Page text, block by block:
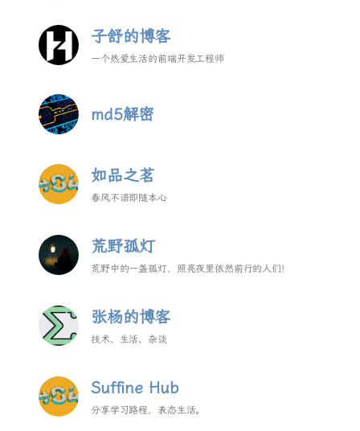
子舒的博客
一个热爱生活的前端开发工程师
md5解密
如品之茗
春风不语即随本心
荒野孤灯
荒野中的一盏孤灯，照亮夜里依然前行的人们!
张杨的博客
技术、生活、杂谈
Suffine Hub
分享学习路程，表态生活。